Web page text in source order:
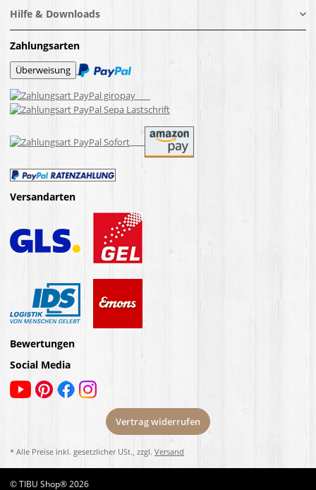
Hilfe & Downloads
Zahlungsarten
Versandarten
Bewertungen
Social Media
Vertrag widerrufen
* Alle Preise inkl. gesetzlicher USt., zzgl. Versand
© TIBU Shop® 2026